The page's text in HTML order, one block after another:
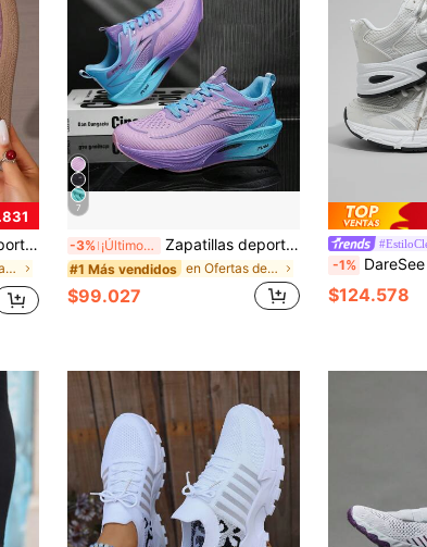
de colores vintage
en Violeta Zapatillas De Mujer
7
-3% ¡Últimos 3 días Zapatillas deportivas casuales cómodas y versátiles con tecnología de absorción de impactos para adolescentes, zapatillas de running profesionales para deportes competitivos
#1 Más vendidos en Ofertas de nueva llegada Calzado deportivo para
$99.027
-1% DareSee Zapatillas deportivas de plataforma de cuero suave
$124.578